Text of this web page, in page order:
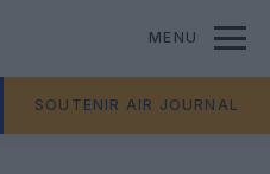
MENU
SOUTENIR AIR JOURNAL